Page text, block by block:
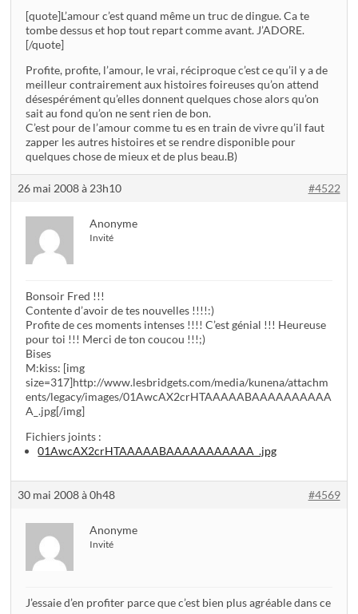
[quote]L’amour c’est quand même un truc de dingue. Ca te
tombe dessus et hop tout repart comme avant. J’ADORE.
[/quote]
Profite, profite, l’amour, le vrai, réciproque c’est ce qu’il y a de
meilleur contrairement aux histoires foireuses qu’on attend
désespérément qu’elles donnent quelques chose alors qu’on
sait au fond qu’on ne sent rien de bon.
C’est pour de l’amour comme tu es en train de vivre qu’il faut
zapper les autres histoires et se rendre disponible pour
quelques chose de mieux et de plus beau.B)
26 mai 2008 à 23h10 #4522
Anonyme
Invité
Bonsoir Fred !!!
Contente d’avoir de tes nouvelles !!!!:)
Profite de ces moments intenses !!!! C’est génial !!! Heureuse
pour toi !!! Merci de ton coucou !!!;)
Bises
M:kiss: [img
size=317]http://www.lesbridgets.com/media/kunena/attachm
ents/legacy/images/01AwcAX2crHTAAAAABAAAAAAAAAA
A_.jpg[/img]
Fichiers joints :
01AwcAX2crHTAAAAABAAAAAAAAAAA_.jpg
30 mai 2008 à 0h48 #4569
Anonyme
Invité
J’essaie d’en profiter parce que c’est bien plus agréable dans ce